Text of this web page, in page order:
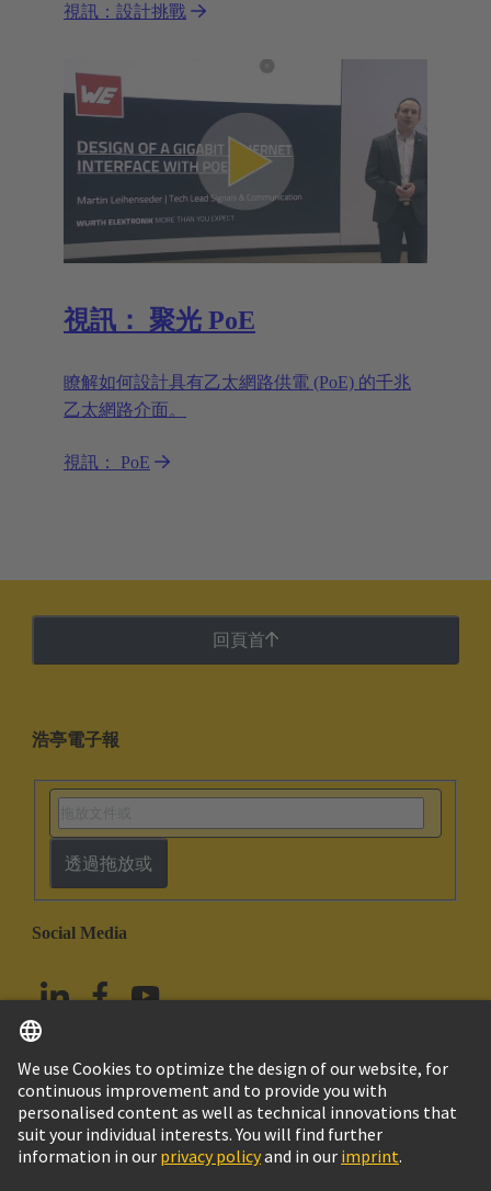
視訊：設計挑戰
視訊： 聚光 PoE
瞭解如何設計具有乙太網路供電 (PoE) 的千兆
乙太網路介面。
視訊： PoE
回頁首
浩亭電子報
透過拖放或
Social Media
中國香港 繁体中文